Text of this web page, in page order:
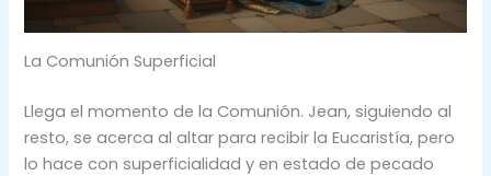
La Comunión Superficial
Llega el momento de la Comunión. Jean, siguiendo al
resto, se acerca al altar para recibir la Eucaristía, pero
lo hace con superficialidad y en estado de pecado